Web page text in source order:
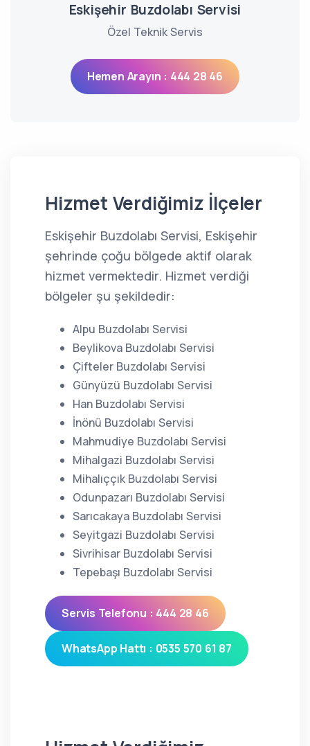
Eskişehir Buzdolabı Servisi
Özel Teknik Servis
Hemen Arayın : 444 28 46
Hizmet Verdiğimiz İlçeler
Eskişehir Buzdolabı Servisi, Eskişehir
şehrinde çoğu bölgede aktif olarak
hizmet vermektedir. Hizmet verdiği
bölgeler şu şekildedir:
Alpu Buzdolabı Servisi
Beylikova Buzdolabı Servisi
Çifteler Buzdolabı Servisi
Günyüzü Buzdolabı Servisi
Han Buzdolabı Servisi
İnönü Buzdolabı Servisi
Mahmudiye Buzdolabı Servisi
Mihalgazi Buzdolabı Servisi
Mihalıççık Buzdolabı Servisi
Odunpazarı Buzdolabı Servisi
Sarıcakaya Buzdolabı Servisi
Seyitgazi Buzdolabı Servisi
Sivrihisar Buzdolabı Servisi
Tepebaşı Buzdolabı Servisi
Servis Telefonu : 444 28 46
WhatsApp Hattı : 0535 570 61 87